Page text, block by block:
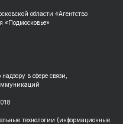
области «Агентство
«Подмосковье»
в сфере связи,
технологии (информационные